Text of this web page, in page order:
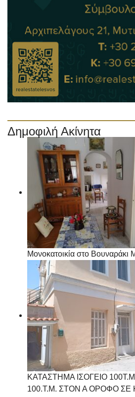
Δημοφιλή Ακίνητα
Μονοκατοικία στο Βουναράκι
ΚΑΤΑΣΤΗΜΑ ΙΣΟΓΕΙΟ
100.Τ.Μ. ΣΤΟΝ Α ΟΡΟΦΟ ΣΕ